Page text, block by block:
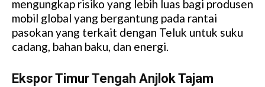
mengungkap risiko yang lebih luas bagi produsen
mobil global yang bergantung pada rantai
pasokan yang terkait dengan Teluk untuk suku
cadang, bahan baku, dan energi.
Ekspor Timur Tengah Anjlok Tajam